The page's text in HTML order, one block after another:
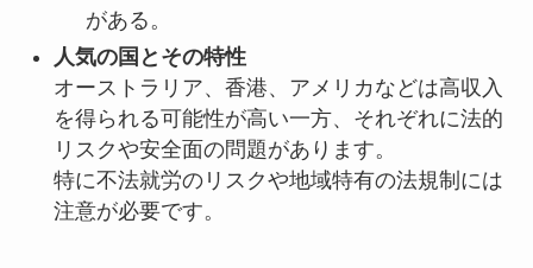
がある。
人気の国とその特性
オーストラリア、香港、アメリカなどは高収入
を得られる可能性が高い一方、それぞれに法的
リスクや安全面の問題があります。
特に不法就労のリスクや地域特有の法規制には
注意が必要です。